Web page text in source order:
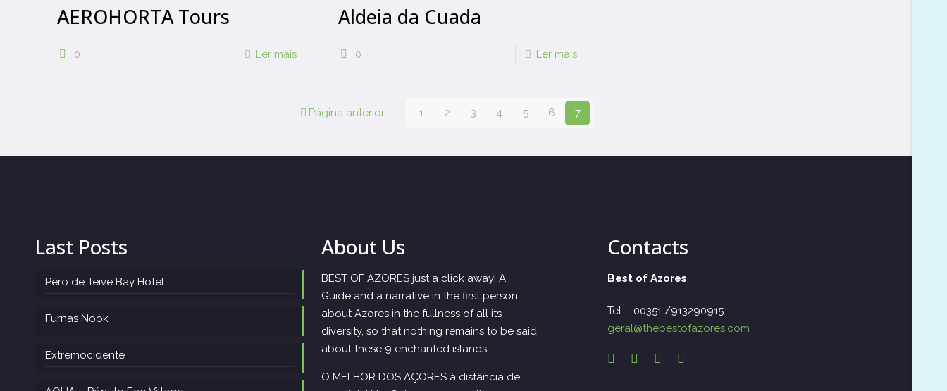
AEROHORTA Tours
0 Ler mais
Aldeia da Cuada
0 Ler mais
Página anterior 1 2 3 4 5 6 7
Last Posts
Pêro de Teive Bay Hotel
Furnas Nook
Extremocidente
About Us
BEST OF AZORES just a click away! A
Guide and a narrative in the first person,
about Azores in the fullness of all its
diversity, so that nothing remains to be said
about these 9 enchanted islands.
O MELHOR DOS AÇORES à distância de
Contacts
Best of Azores
Tel – 00351 /913290915
geral@thebestofazores.com